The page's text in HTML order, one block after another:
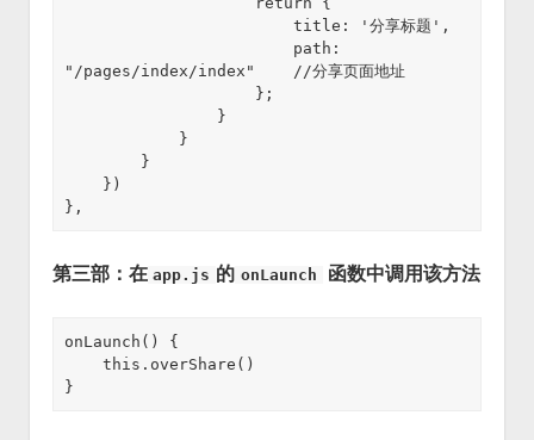
                        title: '分享标题',
"/pages/index/index"    //分享页面地址
},
第三部：在 app.js 的 onLaunch 函数中调用该方法
onLaunch() {
    this.overShare()
}